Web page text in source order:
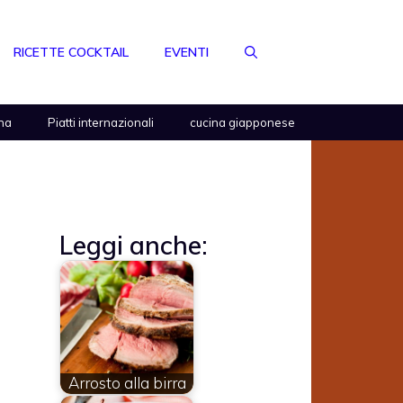
RICETTE COCKTAIL EVENTI
Piatti internazionali cucina giapponese
Leggi anche:
Arrosto alla birra